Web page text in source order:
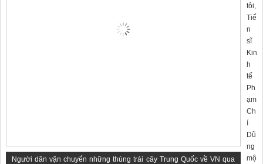
Người dân vận chuyển những thùng trái cây Trung Quốc về VN qua
tôi,
Tiế
n
sĩ
Kin
h
tế
Ph
ạm
Ch
í
Dũ
ng
mộ